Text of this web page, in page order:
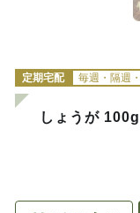
定期宅配 毎週・隔週
しょうが